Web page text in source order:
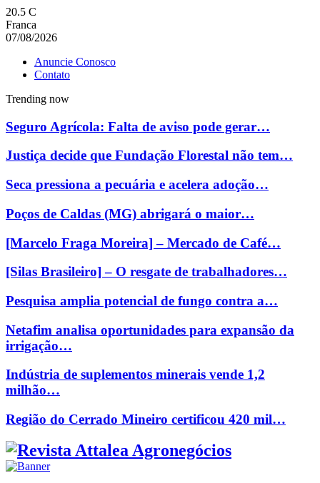
20.5 C
Franca
07/08/2026
Anuncie Conosco
Contato
Trending now
Seguro Agrícola: Falta de aviso pode gerar…
Justiça decide que Fundação Florestal não tem…
Seca pressiona a pecuária e acelera adoção…
Poços de Caldas (MG) abrigará o maior…
[Marcelo Fraga Moreira] – Mercado de Café…
[Silas Brasileiro] – O resgate de trabalhadores…
Pesquisa amplia potencial de fungo contra a…
Netafim analisa oportunidades para expansão da
irrigação…
Indústria de suplementos minerais vende 1,2
milhão…
Região do Cerrado Mineiro certificou 420 mil…
Facebook
Twitter
Instagram
Linkedin
Youtube
Email